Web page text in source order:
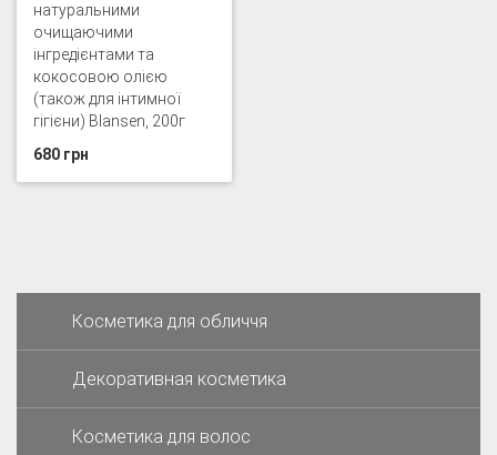
натуральними
очищаючими
інгредієнтами та
кокосовою олією
(також для інтимної
гігієни) Blansen, 200г
680 грн
Косметика для обличчя
Декоративная косметика
Косметика для волос